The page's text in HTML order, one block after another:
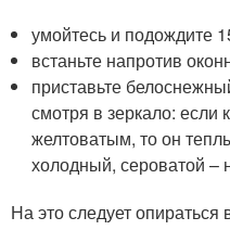
умойтесь и подождите
встаньте напротив
приставьте
смотря в зеркало:
желтоватым, то он
холодный, сероватой –
На это следует